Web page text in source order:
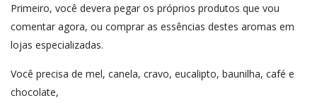
Primeiro, você devera pegar os próprios produtos que vou
comentar agora, ou comprar as essências destes aromas em
lojas especializadas.
Você precisa de mel, canela, cravo, eucalipto, baunilha, café e
chocolate,